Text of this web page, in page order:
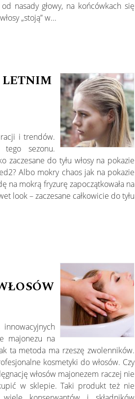
nasady głowy, na końcówkach się
„stoją” w...
LETNIM
i trendów.
sezonu.
zaczesane do tyłu włosy na pokazie
Albo mokry chaos jak na pokazie
na mokrą fryzurę zapoczątkowała na
look – zaczesane całkowicie do tyłu
majonezu na
ta metoda ma rzeszę zwolenników.
kosmetyki do włosów. Czy
włosów majonezem raczej nie
w sklepie. Taki produkt też nie